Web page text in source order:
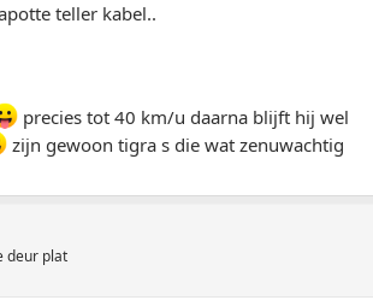
teller kabel..
precies tot 40 km/u daarna blijft hij wel
zijn gewoon tigra s die wat zenuwachtig
deur plat